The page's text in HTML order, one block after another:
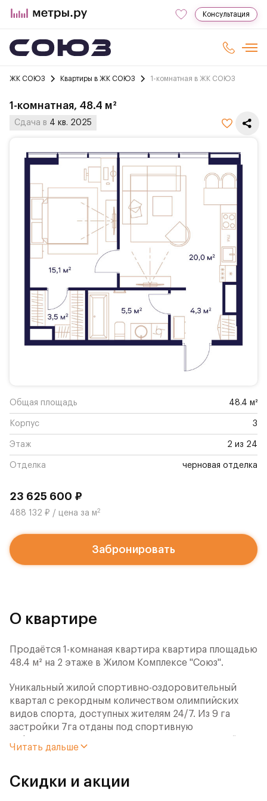
Консультация
ЖК СОЮЗ Квартиры в ЖК СОЮЗ 1-комнатная в ЖК СОЮЗ
1-комнатная, 48.4 м²
Сдача в 4 кв. 2025
Общая площадь 48.4 м²
Корпус 3
Этаж 2 из 24
Отделка черновая отделка
23 625 600 ₽
488 132 ₽ / цена за м2
Забронировать
О квартире
Продаётся 1-комнаная квартира квартира площадью
48.4 м² на 2 этаже в Жилом Комплексе "Союз".
Уникальный жилой спортивно-оздоровительный
квартал с рекордным количеством олимпийских
видов спорта, доступных жителям 24/7. Из 9 га
застройки 7га отданы под спортивную
спортивно-оздоровительного кластера юности и
- Ледовая арена для хоккея и фигурного катания,
Читать дальше
Скидки и акции